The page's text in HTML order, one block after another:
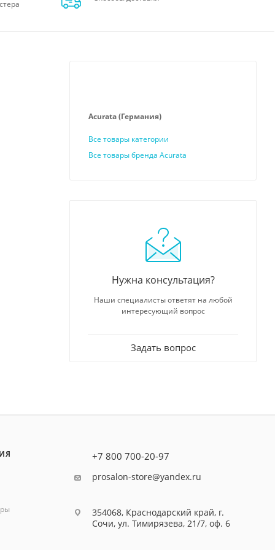
Acurata (Германия)
Все товары категории
Все товары бренда Acurata
Нужна консультация?
Наши специалисты ответят на любой
интересующий вопрос
Задать вопрос
+7 800 700-20-97
prosalon-store@yandex.ru
354068, Краснодарский край, г.
Сочи, ул. Тимирязева, 21/7, оф. 6